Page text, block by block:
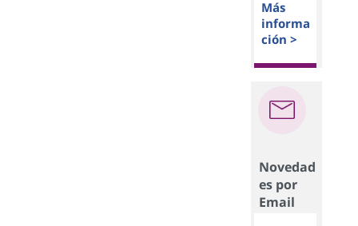
Más
informa
ción >
Novedad
es por
Email